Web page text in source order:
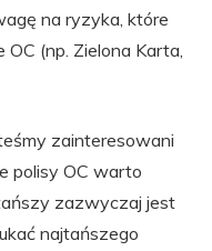
na ryzyka, które
(np. Zielona Karta,
zainteresowani
polisy OC warto
zazwyczaj jest
najtańszego